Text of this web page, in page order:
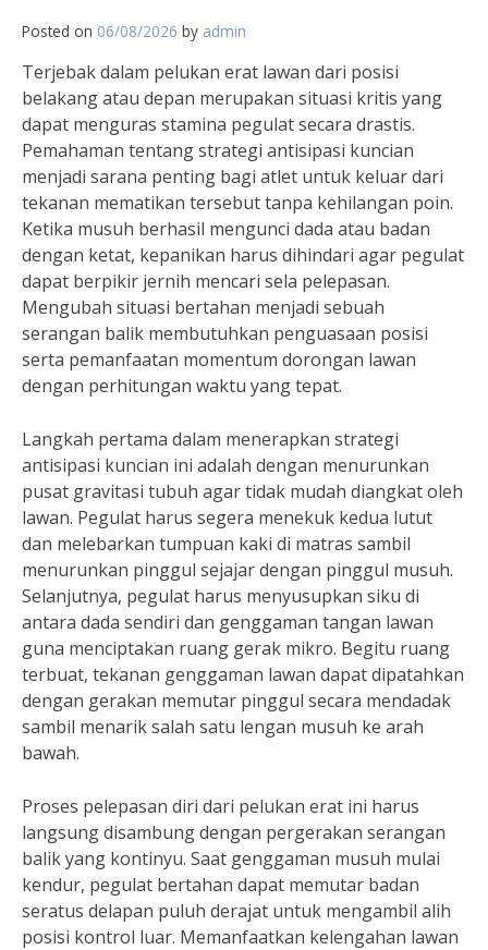
Posted on 06/08/2026 by admin
Terjebak dalam pelukan erat lawan dari posisi
belakang atau depan merupakan situasi kritis yang
dapat menguras stamina pegulat secara drastis.
Pemahaman tentang strategi antisipasi kuncian
menjadi sarana penting bagi atlet untuk keluar dari
tekanan mematikan tersebut tanpa kehilangan poin.
Ketika musuh berhasil mengunci dada atau badan
dengan ketat, kepanikan harus dihindari agar pegulat
dapat berpikir jernih mencari sela pelepasan.
Mengubah situasi bertahan menjadi sebuah
serangan balik membutuhkan penguasaan posisi
serta pemanfaatan momentum dorongan lawan
dengan perhitungan waktu yang tepat.
Langkah pertama dalam menerapkan strategi
antisipasi kuncian ini adalah dengan menurunkan
pusat gravitasi tubuh agar tidak mudah diangkat oleh
lawan. Pegulat harus segera menekuk kedua lutut
dan melebarkan tumpuan kaki di matras sambil
menurunkan pinggul sejajar dengan pinggul musuh.
Selanjutnya, pegulat harus menyusupkan siku di
antara dada sendiri dan genggaman tangan lawan
guna menciptakan ruang gerak mikro. Begitu ruang
terbuat, tekanan genggaman lawan dapat dipatahkan
dengan gerakan memutar pinggul secara mendadak
sambil menarik salah satu lengan musuh ke arah
bawah.
Proses pelepasan diri dari pelukan erat ini harus
langsung disambung dengan pergerakan serangan
balik yang kontinyu. Saat genggaman musuh mulai
kendur, pegulat bertahan dapat memutar badan
seratus delapan puluh derajat untuk mengambil alih
posisi kontrol luar. Memanfaatkan kelengahan lawan